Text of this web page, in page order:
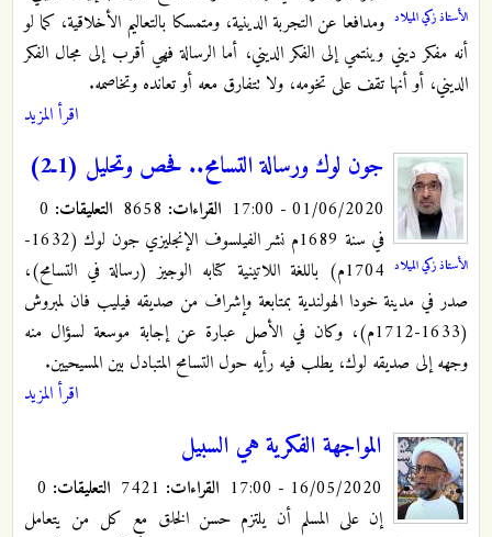
الأستاذ زكي الميلاد ومدافعا عن التجربة الدينية، ومتمسكا بالتعاليم الأخلاقية، كما لو
أنه مفكر ديني وينتمي إلى الفكر الديني، أما الرسالة فهي أقرب إلى مجال الفكر
الديني، أو أنها تقف على تخومه، ولا تتفارق معه أو تعانده وتخاصمه.
اقرأ المزيد
الأستاذ زكي الميلاد
جون لوك ورسالة التسامح.. فحص وتحليل (1ـ2)
01/06/2020 - 17:00 القراءات: التعليقات:
في سنة 1689م نشر الفيلسوف الإنجليزي جون لوك (1632-
1704م) باللغة اللاتينية كتابه الوجيز (رسالة في التسامح)،
صدر في مدينة خودا الهولندية بمتابعة وإشراف من صديقه فيليب فان لمبروش
(1633-1712م)، وكان في الأصل عبارة عن إجابة موسعة لسؤال منه
وجهه إلى صديقه لوك، يطلب فيه رأيه حول التسامح المتبادل بين المسيحيين.
اقرأ المزيد
المواجهة الفكرية هي ‬السبيل
16/05/2020 - 17:00 القراءات: التعليقات:
إن على المسلم أن يلتزم حسن الخلق مع كل من يتعامل